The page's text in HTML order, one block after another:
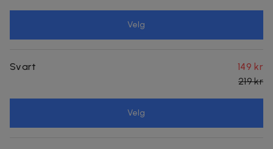
Velg
Svart
149 kr
219 kr
Velg